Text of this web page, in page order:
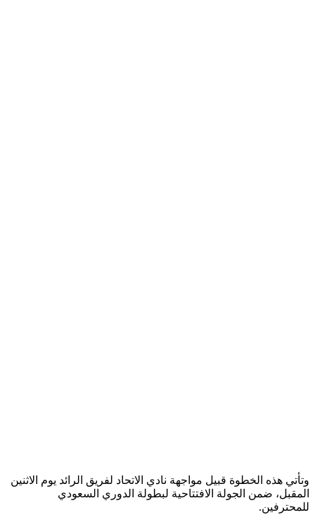
وتأتي هذه الخطوة قبيل مواجهة نادي الاتحاد لفريق الرائد يوم الاثنين
المقبل، ضمن الجولة الافتتاحية لبطولة الدوري السعودي
للمحترفين.